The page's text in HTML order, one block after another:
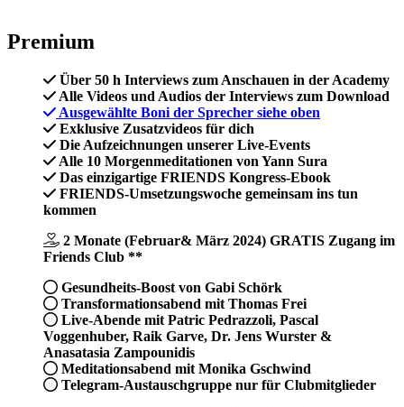
Premium
Über 50 h Interviews zum Anschauen in der Academy
Alle Videos und Audios der Interviews zum Download
Ausgewählte Boni der Sprecher siehe oben
Exklusive Zusatzvideos für dich
Die Aufzeichnungen unserer Live-Events
Alle 10 Morgenmeditationen von Yann Sura
Das einzigartige FRIENDS Kongress-Ebook
FRIENDS-Umsetzungswoche gemeinsam ins tun
kommen
2 Monate (Februar& März 2024) GRATIS Zugang im
Friends Club **
Gesundheits-Boost von Gabi Schörk
Transformationsabend mit Thomas Frei
Live-Abende mit Patric Pedrazzoli, Pascal
Voggenhuber, Raik Garve, Dr. Jens Wurster &
Anasatasia Zampounidis
Meditationsabend mit Monika Gschwind
Telegram-Austauschgruppe nur für Clubmitglieder